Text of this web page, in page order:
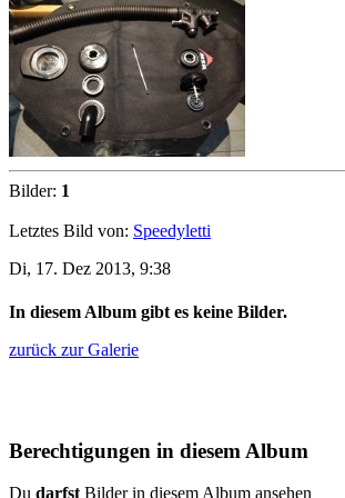
Bilder: 1
Letztes Bild von: Speedyletti
Di, 17. Dez 2013, 9:38
In diesem Album gibt es keine Bilder.
zurück zur Galerie
Berechtigungen in diesem Album
Du darfst Bilder in diesem Album ansehen